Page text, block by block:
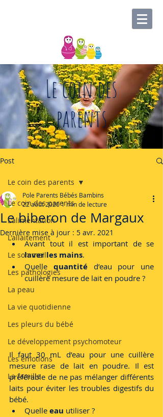
Post
Le coin des parents
L'alimentation
L'allaitement
Le sommeil
Les pathologies
La peau
La vie quotidienne
Les pleurs du bébé
Le développement psychomoteur
Les émotions
La famille
Le coin des parents
Le biberon de Margaux
Pole Parents Bébés Bambins
22 août 20201 min de lecture
Dernière mise à jour : 5 avr. 2021
laver les mains.
Quelle quantité d’eau pour une
cuillère mesure de lait en poudre ?
Il faut 30 mL d’eau pour une cuillère
mesure rase de lait en poudre. Il est
préférable de ne pas mélanger différents
laits pour éviter les troubles digestifs du
bébé.
Quelle eau utiliser ?
Le coin des
parents